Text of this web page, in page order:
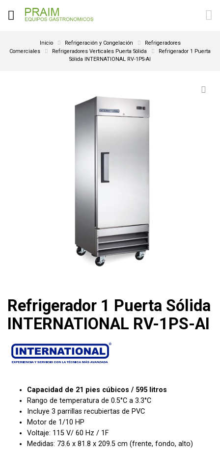
Inicio Refrigeración y Congelación
Refrigeradores
Comerciales
Refrigeradores Verticales Puerta Sólida
Refrigerador 1 Puerta
Sólida INTERNATIONAL RV-1PS-AI
Refrigerador 1 Puerta Sólida
INTERNATIONAL RV-1PS-AI
Capacidad de 21 pies cúbicos / 595 litros
Rango de temperatura de 0.5°C a 3.3°C
Incluye 3 parrillas recubiertas de PVC
Motor de 1/10 HP
Voltaje: 115 V/ 60 Hz / 1F
Medidas: 73.6 x 81.8 x 209.5 cm (frente, fondo, alto)